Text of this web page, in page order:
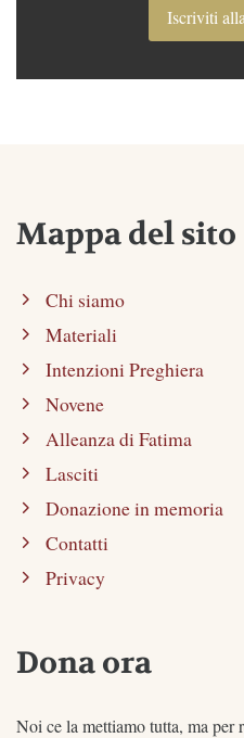
Iscriviti
Mappa del sito
Chi siamo
Materiali
Intenzioni Preghiera
Novene
Alleanza di Fatima
Lasciti
Donazione in memoria
Contatti
Privacy
Dona ora
Noi ce la mettiamo tutta, ma per